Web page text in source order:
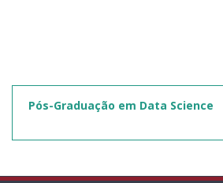
Pós-Graduação em Data Science